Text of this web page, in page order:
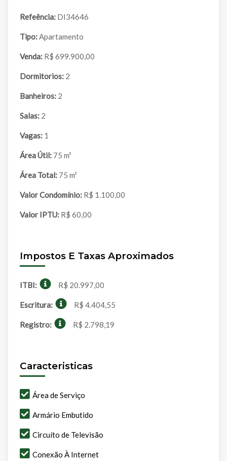
Refeência: DI34646
Tipo: Apartamento
Venda: R$ 699.900,00
Dormitorios: 2
Banheiros: 2
Salas: 2
Vagas: 1
Área Útil: 75 m²
Área Total: 75 m²
Valor Condomínio: R$ 1.100,00
Valor IPTU: R$ 60,00
Impostos E Taxas Aproximados
ITBI: R$ 20.997,00
Escritura: R$ 4.404,55
Registro: R$ 2.798,19
Caracteristicas
Área de Serviço
Armário Embutido
Circuíto de Televisão
Conexão À Internet